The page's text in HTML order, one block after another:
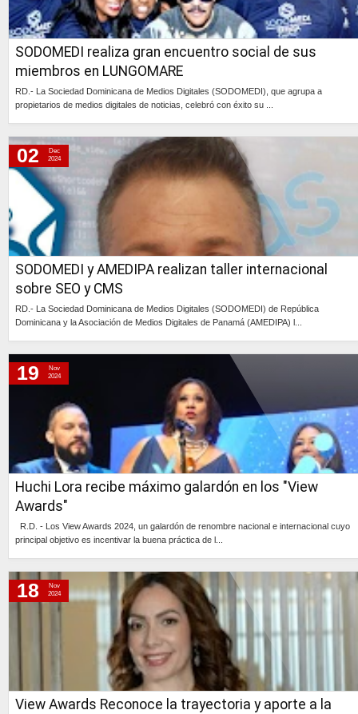
SODOMEDI realiza gran encuentro social de sus
miembros en LUNGOMARE
RD.- La Sociedad Dominicana de Medios Digitales (SODOMEDI), que agrupa a
propietarios de medios digitales de noticias, celebró con éxito su ...
SODOMEDI y AMEDIPA realizan taller internacional
sobre SEO y CMS
RD.- La Sociedad Dominicana de Medios Digitales (SODOMEDI) de República
Dominicana y la Asociación de Medios Digitales de Panamá (AMEDIPA) l...
02
Dec
2024
Huchi Lora recibe máximo galardón en los "View
Awards"
R.D. - Los View Awards 2024, un galardón de renombre nacional e internacional cuyo
principal objetivo es incentivar la buena práctica de l...
19
Nov
2024
View Awards Reconoce la trayectoria y aporte a la
18
Nov
2024